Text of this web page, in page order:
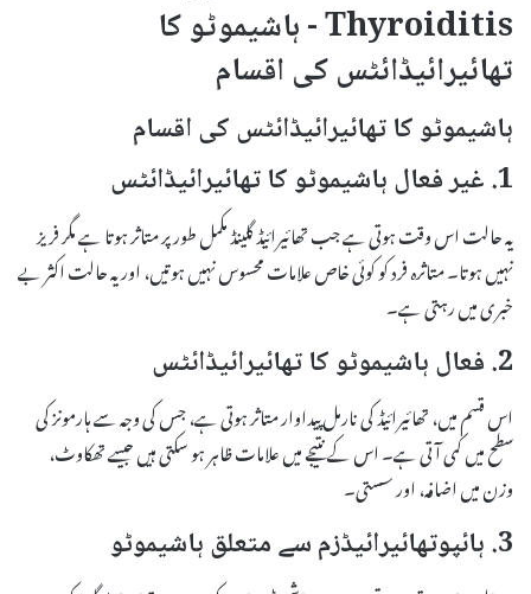
Thyroiditis - ہاشیموٹو کا
تھائیرائیڈائٹس کی اقسام
ہاشیموٹو کا تھائیرائیڈائٹس کی اقسام
1. غیر فعال ہاشیموٹو کا تھائیرائیڈائٹس
یہ حالت اس وقت ہوتی ہے جب تھائیرائیڈ گلینڈ مکمل طور پر متاثر ہوتا ہے مگر فریز
نہیں ہوتا۔ متاثرہ فرد کو کوئی خاص علامات محسوس نہیں ہوتیں، اور یہ حالت اکثر بے
خبری میں رہتی ہے۔
2. فعال ہاشیموٹو کا تھائیرائیڈائٹس
اس قسم میں، تھائیرائیڈ کی نارمل پیداوار متاثر ہوتی ہے، جس کی وجہ سے ہارمونز کی
سطح میں کمی آتی ہے۔ اس کے نتیجے میں علامات ظاہر ہو سکتی ہیں جیسے تھکاوٹ،
وزن میں اضافہ، اور سستی۔
3. ہائپوتھائیرائیڈزم سے متعلق ہاشیموٹو